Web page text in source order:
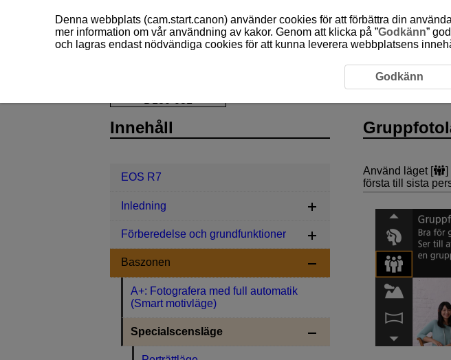
Gruppfotoläge
Använd läget [ ]
första till sista
Innehåll
EOS R7
Inledning
Förberedelse och grundfunktioner
Baszonen
A+: Fotografera med full automatik
(Smart motivläge)
Specialscensläge
Denna webbplats (cam.start.canon) använder cookies för att förbättra din
mer information om vår användning av kakor. Genom att klicka på ”Godkänn”
och lagras endast nödvändiga cookies för att kunna leverera webbplatsens
Godkänn